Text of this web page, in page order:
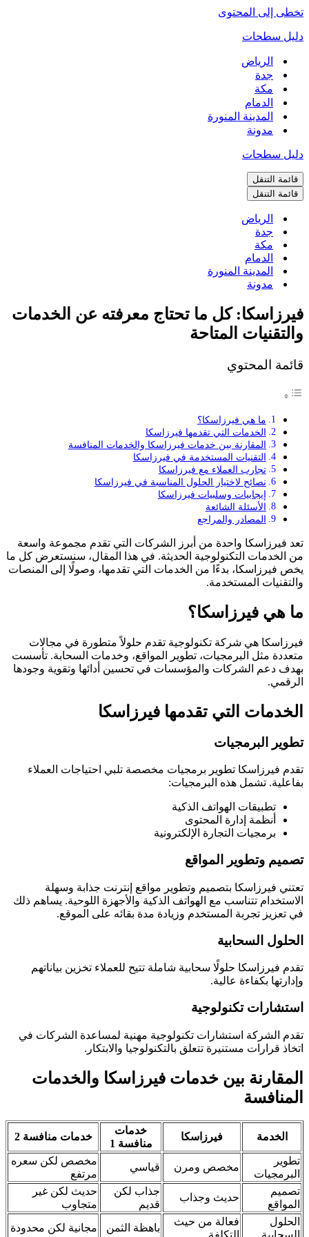
تخطى إلى المحتوى
دليل سطحات
الرياض
جدة
مكة
الدمام
المدينة المنورة
مدونة
دليل سطحات
قائمة التنقل
قائمة التنقل
الرياض
جدة
مكة
الدمام
المدينة المنورة
مدونة
فيرزاسكا: كل ما تحتاج معرفته عن الخدمات
والتقنيات المتاحة
قائمة المحتوي
ما هي فيرزاسكا؟
الخدمات التي تقدمها فيرزاسكا
المقارنة بين خدمات فيرزاسكا والخدمات المنافسة
التقنيات المستخدمة في فيرزاسكا
تجارب العملاء مع فيرزاسكا
نصائح لاختيار الحلول المناسبة في فيرزاسكا
إيجابيات وسلبيات فيرزاسكا
الأسئلة الشائعة
المصادر والمراجع
تعد فيرزاسكا واحدة من أبرز الشركات التي تقدم مجموعة واسعة
من الخدمات التكنولوجية الحديثة. في هذا المقال، سنستعرض كل ما
يخص فيرزاسكا، بدءًا من الخدمات التي تقدمها، وصولًا إلى المنصات
والتقنيات المستخدمة.
ما هي فيرزاسكا؟
فيرزاسكا هي شركة تكنولوجية تقدم حلولاً متطورة في مجالات
متعددة مثل البرمجيات، تطوير المواقع، وخدمات السحابة. تأسست
بهدف دعم الشركات والمؤسسات في تحسين أدائها وتقوية وجودها
الرقمي.
الخدمات التي تقدمها فيرزاسكا
تطوير البرمجيات
تقدم فيرزاسكا تطوير برمجيات مخصصة تلبي احتياجات العملاء
بفاعلية. تشمل هذه البرمجيات:
تطبيقات الهواتف الذكية
أنظمة إدارة المحتوى
برمجيات التجارة الإلكترونية
تصميم وتطوير المواقع
تعتني فيرزاسكا بتصميم وتطوير مواقع إنترنت جذابة وسهلة
الاستخدام تتناسب مع الهواتف الذكية والأجهزة اللوحية. يساهم ذلك
في تعزيز تجربة المستخدم وزيادة مدة بقائه على الموقع.
الحلول السحابية
تقدم فيرزاسكا حلولًا سحابية شاملة تتيح للعملاء تخزين بياناتهم
وإدارتها بكفاءة عالية.
استشارات تكنولوجية
تقدم الشركة استشارات تكنولوجية مهنية لمساعدة الشركات في
اتخاذ قرارات مستنيرة تتعلق بالتكنولوجيا والابتكار.
المقارنة بين خدمات فيرزاسكا والخدمات
المنافسة
الخدمة فيرزاسكا
خدمات
منافسة 1
خدمات منافسة 2
تطوير
البرمجيات
مخصص ومرن قياسي
مخصص لكن سعره
مرتفع
تصميم
المواقع
حديث وجذاب
جذاب لكن
قديم
حديث لكن غير
متجاوب
الحلول
فعالة من حيث
باهظة الثمن مجانية لكن محدودة